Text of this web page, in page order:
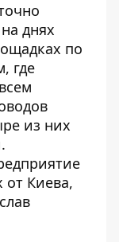
днях
по
где
из них
от Киева,